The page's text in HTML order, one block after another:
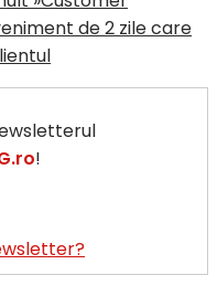
de 2 zile care
!